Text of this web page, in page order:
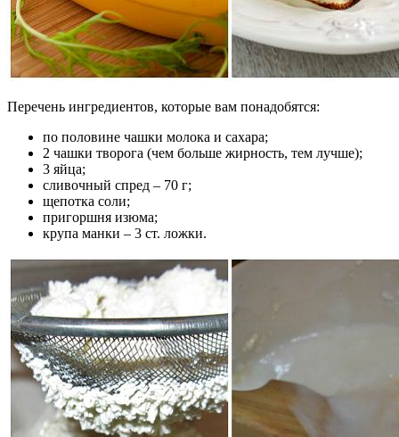
Перечень ингредиентов, которые вам понадобятся:
по половине чашки молока и сахара;
2 чашки творога (чем больше жирность, тем лучше);
3 яйца;
сливочный спред – 70 г;
щепотка соли;
пригоршня изюма;
крупа манки – 3 ст. ложки.